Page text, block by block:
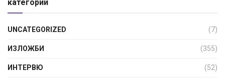
категории
UNCATEGORIZED (7)
ИЗЛОЖБИ (355)
ИНТЕРВЮ (52)